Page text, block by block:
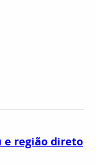
e região direto